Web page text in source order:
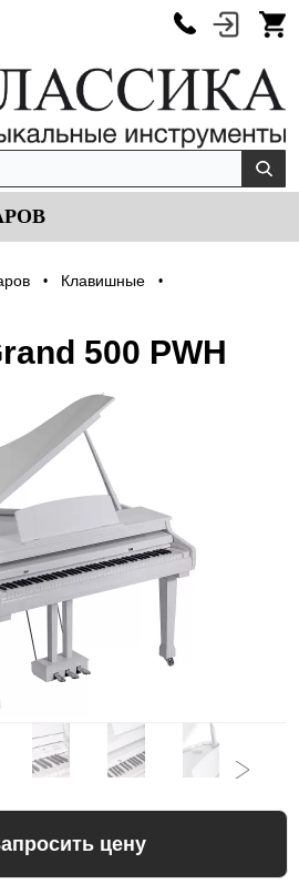
• Клавишные •
500 PWH
цену